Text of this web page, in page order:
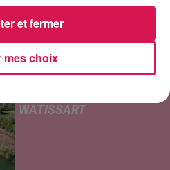
Un temps typiquement estival
et changeant concerne nos
secteurs ce lundi 3 août. Entre
des températures élevées
JEUMONT : UN
WATISSART
mes choix
et fermer